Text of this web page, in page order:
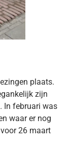
plaats.
zijn
In februari was
waar er nog
26 maart